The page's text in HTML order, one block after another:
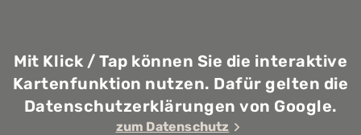
Mit Klick / Tap können Sie die interaktive
Kartenfunktion nutzen. Dafür gelten die
Datenschutzerklärungen von Google.
zum Datenschutz